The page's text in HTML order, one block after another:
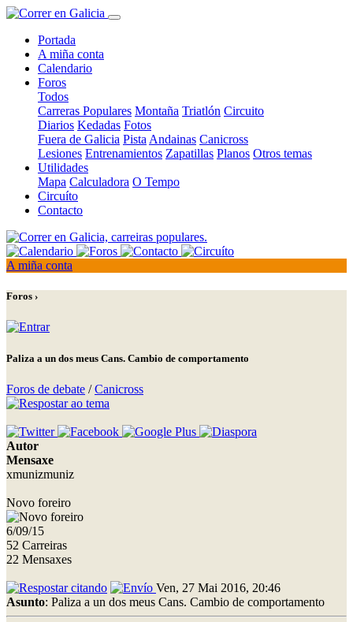
Portada
A miña conta
Calendario
Foros
Todos
Carreras Populares Montaña Triatlón Circuito
Diarios Kedadas Fotos
Fuera de Galicia Pista Andainas Canicross
Lesiones Entrenamientos Zapatillas Planos Otros temas
Utilidades
Mapa Calculadora O Tempo
Circuíto
Contacto
A miña conta
Foros ›
Paliza a un dos meus Cans. Cambio de comportamento
Foros de debate /Canicross
Autor
Mensaxe
xmunizmuniz
Novo foreiro
6/09/15
52 Carreiras
22 Mensaxes
Ven, 27 Mai 2016, 20:46
Asunto: Paliza a un dos meus Cans. Cambio de comportamento